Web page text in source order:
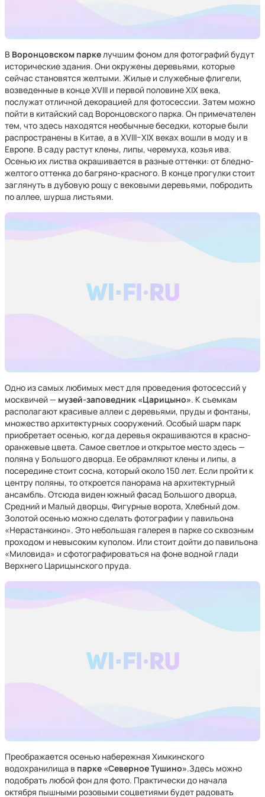
В Воронцовском паркелучшим фоном для фотографий будут
исторические здания. Они окружены деревьями, которые
сейчас становятся желтыми. Жилые и служебные флигели,
возведенные в конце XVIII и первой половине XIX века,
послужат отличной декорацией для фотосессии. Затем можно
пойти в китайский сад Воронцовского парка. Он примечателен
тем, что здесь находятся необычные беседки, которые были
распространены в Китае, а в XVIII–XIX веках вошли в моду и в
Европе. В саду растут клены, липы, черемуха, козья ива.
Осенью их листва окрашивается в разные оттенки: от бледно-
желтого оттенка до багряно-красного. В конце прогулки стоит
заглянуть в дубовую рощу с вековыми деревьями, побродить
по аллее, шурша листьями.
Одно из самых любимых мест для проведения фотосессий у
москвичей — музей-заповедник «Царицыно». К съемкам
располагают красивые аллеи с деревьями, пруды и фонтаны,
множество архитектурных сооружений. Особый шарм парк
приобретает осенью, когда деревья окрашиваются в красно-
оранжевые цвета. Самое светлое и открытое место здесь —
поляна у Большого дворца. Ее обрамляют клены и липы, а
посередине стоит сосна, который около 150 лет. Если пройти к
центру поляны, то откроется панорама на архитектурный
ансамбль. Отсюда виден южный фасад Большого дворца,
Средний и Малый дворцы, Фигурные ворота, Хлебный дом.
Золотой осенью можно сделать фотографии у павильона
«Нерастанкино». Это небольшая галерея в парке со сквозным
проходом и невысоким куполом. Или стоит дойти до павильона
«Миловида» и сфотографироваться на фоне водной глади
Верхнего Царицынского пруда.
Преображается осенью набережная Химкинского
водохранилища в парке «Северное Тушино».Здесь можно
подобрать любой фон для фото. Практически до начала
октября пышными розовыми соцветиями будет радовать